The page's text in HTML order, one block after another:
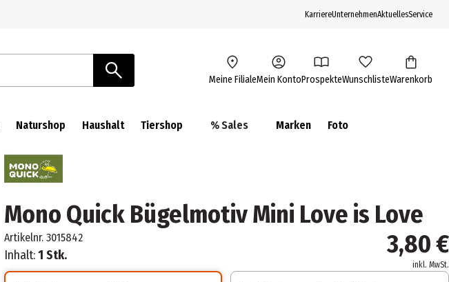
KarriereUnternehmenAktuellesService
Meine FilialeMein KontoProspekteWunschlisteWarenkorb
Naturshop Haushalt Tiershop % Sales Marken Foto
Mono Quick Bügelmotiv Mini Love is Love
Artikelnr. 3015842
Inhalt:1 Stk. 3,80 €
inkl. MwSt.